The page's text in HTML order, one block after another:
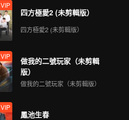
VIP
四方極愛2 (未剪輯版）
四方極愛2 (未剪輯版）
VIP
做我的二號玩家（未剪輯
版）
做我的二號玩家（未剪輯版）
VIP
鳳池生春